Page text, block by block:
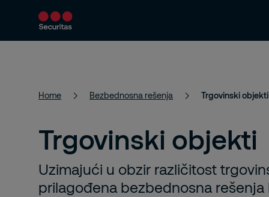
Usluge Bezbednosna rešenja O
Home Bezbednosna rešenja Trgovinski objekti
Trgovinski objekti
Uzimajući u obzir različitost
prilagođena bezbednosna